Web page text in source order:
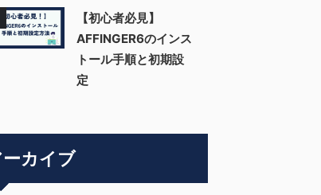
【初心者必見】
AFFINGER6のインス
トール手順と初期設
定
ーカイブ